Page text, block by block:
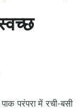
पाक परंपरा में रची-बसी